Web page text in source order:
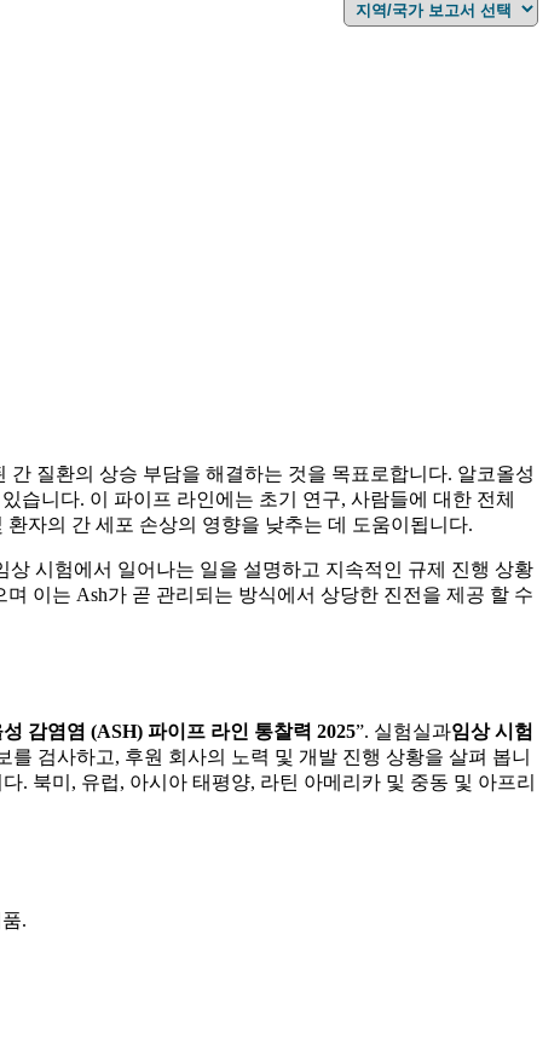
간 질환의 상승 부담을 해결하는 것을 목표로합니다. 알코올성
습니다. 이 파이프 라인에는 초기 연구, 사람들에 대한 전체
자의 간 세포 손상의 영향을 낮추는 데 도움이됩니다.
시험에서 일어나는 일을 설명하고 지속적인 규제 진행 상황
이는 Ash가 곧 관리되는 방식에서 상당한 진전을 제공 할 수
감염염 (ASH) 파이프 라인 통찰력 2025”. 실험실과임상 시험
검사하고, 후원 회사의 노력 및 개발 진행 상황을 살펴 봅니
. 북미, 유럽, 아시아 태평양, 라틴 아메리카 및 중동 및 아프리
.